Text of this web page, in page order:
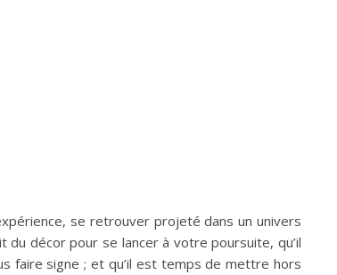
se retrouver projeté dans un univers
du décor pour se lancer à votre poursuite, qu’il
faire signe ; et qu’il est temps de mettre hors